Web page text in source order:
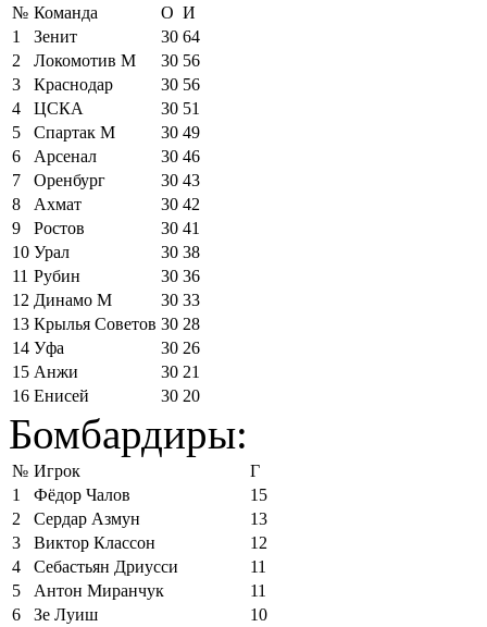
№ Команда О И
1
Зенит 30 64
2
Локомотив М 30 56
3
Краснодар 30 56
4
ЦСКА 30 51
5
Спартак М 30 49
6
Арсенал 30 46
7
Оренбург 30 43
8
Ахмат 30 42
9
Ростов 30 41
10 Урал 30 38
11 Рубин 30 36
12 Динамо М 30 33
13 Крылья Советов 30 28
14 Уфа 30 26
15 Анжи 30 21
16 Енисей 30 20
Бомбардиры:
№ Игрок
Г
1
Фёдор Чалов
15
2
Сердар Азмун
13
3
Виктор Классон
12
4
Себастьян Дриусси
11
5
Антон Миранчук
11
6
Зе Луиш
10